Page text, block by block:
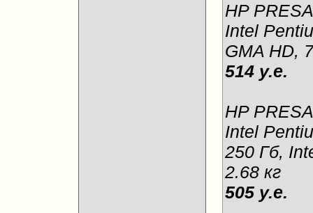
HP
Intel
GMA HD,
514 у.е.
HP
Intel
250 Гб,
2.68 кг
505 у.е.